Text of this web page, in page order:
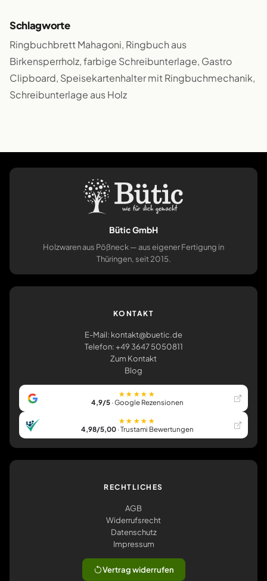
Schlagworte
Ringbuchbrett Mahagoni, Ringbuch aus
Birkensperrholz, farbige Schreibunterlage, Gastro
Clipboard, Speisekartenhalter mit Ringbuchmechanik,
Schreibunterlage aus Holz
Bütic GmbH
Holzwaren aus Pößneck — aus eigener Fertigung in
Thüringen, seit 2015.
KONTAKT
E-Mail: kontakt@buetic.de
Telefon: +49 3647 5050811
Zum Kontakt
Blog
★★★★★
4,9/5· Google Rezensionen
★★★★★
4,98/5,00· Trustami Bewertungen
RECHTLICHES
AGB
Widerrufsrecht
Datenschutz
Impressum
Vertrag widerrufen